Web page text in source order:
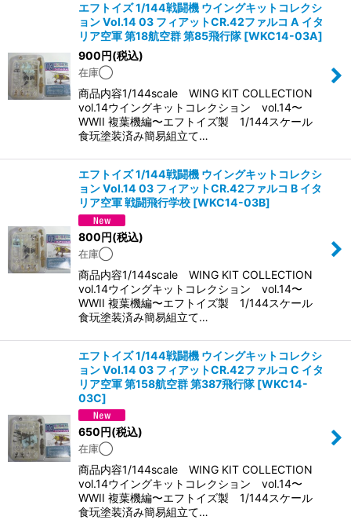
エフトイズ 1/144戦闘機 ウイングキットコレクシ
ョン Vol.14 03 フィアットCR.42ファルコ A イタ
リア空軍 第18航空群 第85飛行隊 [WKC14-03A]
900円(税込)
在庫◯
商品内容1/144scale WING KIT COLLECTION
vol.14ウイングキットコレクション vol.14〜
WWII 複葉機編〜エフトイズ製 1/144スケール
食玩塗装済み簡易組立て…
エフトイズ 1/144戦闘機 ウイングキットコレクシ
ョン Vol.14 03 フィアットCR.42ファルコ B イタ
リア空軍 戦闘飛行学校 [WKC14-03B]
800円(税込)
在庫◯
商品内容1/144scale WING KIT COLLECTION
vol.14ウイングキットコレクション vol.14〜
WWII 複葉機編〜エフトイズ製 1/144スケール
食玩塗装済み簡易組立て…
エフトイズ 1/144戦闘機 ウイングキットコレクシ
ョン Vol.14 03 フィアットCR.42ファルコ C イタ
リア空軍 第158航空群 第387飛行隊 [WKC14-
03C]
650円(税込)
在庫◯
商品内容1/144scale WING KIT COLLECTION
vol.14ウイングキットコレクション vol.14〜
WWII 複葉機編〜エフトイズ製 1/144スケール
食玩塗装済み簡易組立て…